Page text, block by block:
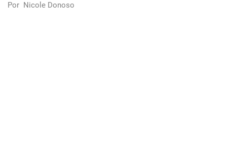
Por Nicole Donoso